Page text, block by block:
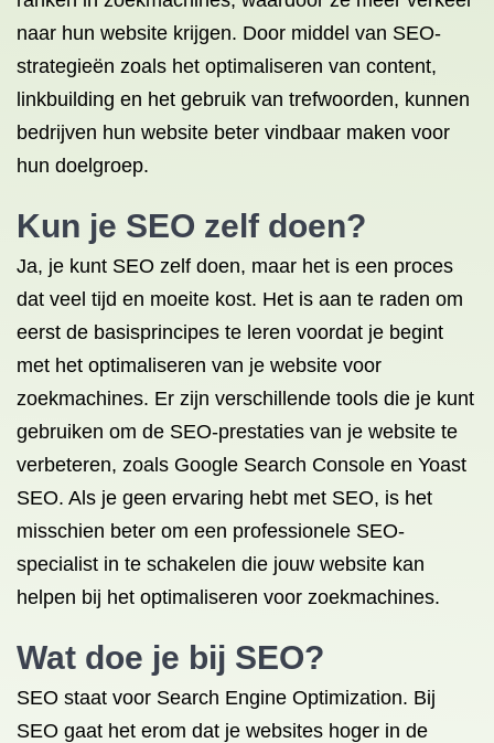
naar hun website krijgen. Door middel van SEO-
strategieën zoals het optimaliseren van content,
linkbuilding en het gebruik van trefwoorden, kunnen
bedrijven hun website beter vindbaar maken voor
hun doelgroep.
Kun je SEO zelf doen?
Ja, je kunt SEO zelf doen, maar het is een proces
dat veel tijd en moeite kost. Het is aan te raden om
eerst de basisprincipes te leren voordat je begint
met het optimaliseren van je website voor
zoekmachines. Er zijn verschillende tools die je kunt
gebruiken om de SEO-prestaties van je website te
verbeteren, zoals Google Search Console en Yoast
SEO. Als je geen ervaring hebt met SEO, is het
misschien beter om een professionele SEO-
specialist in te schakelen die jouw website kan
helpen bij het optimaliseren voor zoekmachines.
Wat doe je bij SEO?
SEO staat voor Search Engine Optimization. Bij
SEO gaat het erom dat je websites hoger in de